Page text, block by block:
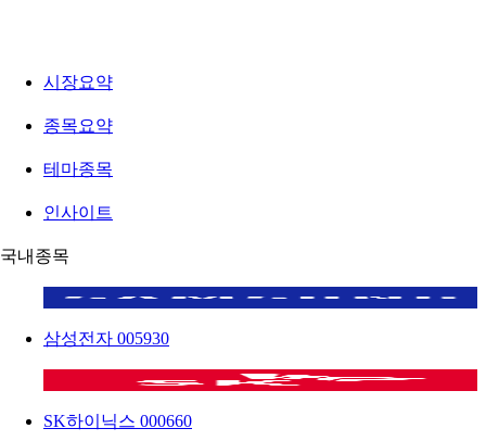
시장요약
종목요약
테마종목
인사이트
국내종목
삼성전자 005930
SK하이닉스 000660